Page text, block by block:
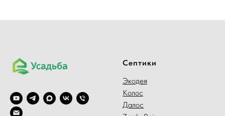
Септики
Экодея
Колос
Далос